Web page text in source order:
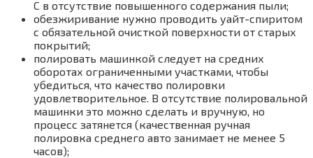
С в отсутствие повышенного содержания пыли;
обезжиривание нужно проводить уайт-спиритом
с обязательной очисткой поверхности от старых
покрытий;
полировать машинкой следует на средних
оборотах ограниченными участками, чтобы
убедиться, что качество полировки
удовлетворительное. В отсутствие полировальной
машинки это можно сделать и вручную, но
процесс затянется (качественная ручная
полировка среднего авто занимает не менее 5
часов);